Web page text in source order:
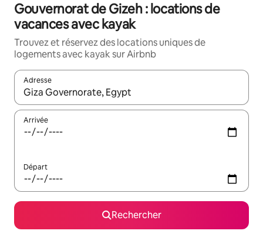
Gouvernorat de Gizeh : locations de
vacances avec kayak
Trouvez et réservez des locations uniques de
logements avec kayak sur Airbnb
Adresse
Lorsque les résultats s'affichent, utilisez les flèches vers le
Arrivée
Départ
Rechercher